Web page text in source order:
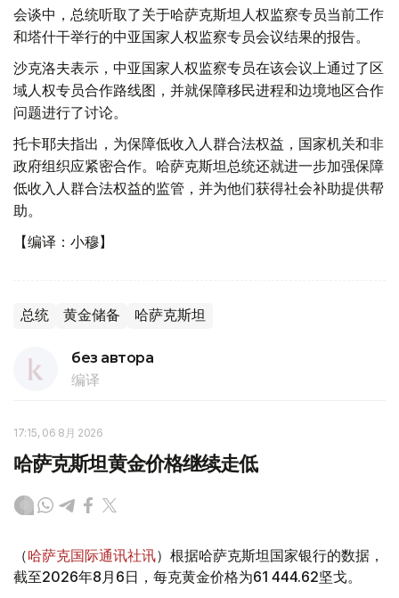
会谈中，总统听取了关于哈萨克斯坦人权监察专员当前工作
和塔什干举行的中亚国家人权监察专员会议结果的报告。
沙克洛夫表示，中亚国家人权监察专员在该会议上通过了区
域人权专员合作路线图，并就保障移民进程和边境地区合作
问题进行了讨论。
托卡耶夫指出，为保障低收入人群合法权益，国家机关和非
政府组织应紧密合作。哈萨克斯坦总统还就进一步加强保障
低收入人群合法权益的监管，并为他们获得社会补助提供帮
助。
【编译：小穆】
总统 黄金储备 哈萨克斯坦
без автора
编译
17:15, 06 8月 2026
哈萨克斯坦黄金价格继续走低
（哈萨克国际通讯社讯）根据哈萨克斯坦国家银行的数据，
截至2026年8月6日，每克黄金价格为61 444.62坚戈。